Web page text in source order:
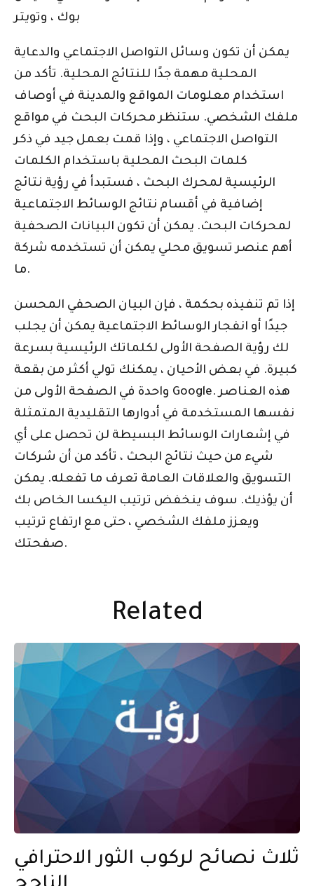
بوك ، وتويتر
يمكن أن تكون وسائل التواصل الاجتماعي والدعاية
المحلية مهمة جدًا للنتائج المحلية. تأكد من
استخدام معلومات المواقع والمدينة في أوصاف
ملفك الشخصي. ستنظر محركات البحث في مواقع
التواصل الاجتماعي ، وإذا قمت بعمل جيد في ذكر
كلمات البحث المحلية باستخدام الكلمات
الرئيسية لمحرك البحث ، فستبدأ في رؤية نتائج
إضافية في أقسام نتائج الوسائط الاجتماعية
لمحركات البحث. يمكن أن تكون البيانات الصحفية
أهم عنصر تسويق محلي يمكن أن تستخدمه شركة
ما.
إذا تم تنفيذه بحكمة ، فإن البيان الصحفي المحسن
جيدًا أو انفجار الوسائط الاجتماعية يمكن أن يجلب
لك رؤية الصفحة الأولى لكلماتك الرئيسية بسرعة
كبيرة. في بعض الأحيان ، يمكنك تولي أكثر من بقعة
واحدة في الصفحة الأولى من Google. هذه العناصر
نفسها المستخدمة في أدوارها التقليدية المتمثلة
في إشعارات الوسائط البسيطة لن تحصل على أي
شيء من حيث نتائج البحث ، تأكد من أن شركات
التسويق والعلاقات العامة تعرف ما تفعله. يمكن
أن يؤذيك. سوف ينخفض ​​ترتيب اليكسا الخاص بك
ويعزز ملفك الشخصي ، حتى مع ارتفاع ترتيب
صفحتك.
Related
ثلاث نصائح لركوب الثور الاحترافي